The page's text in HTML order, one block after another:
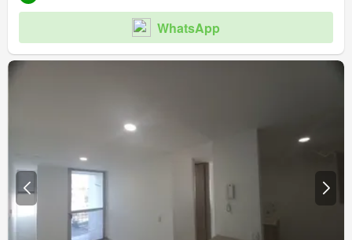
WhatsApp